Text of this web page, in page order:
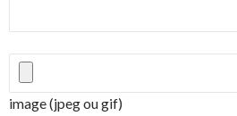
image (jpeg ou gif)